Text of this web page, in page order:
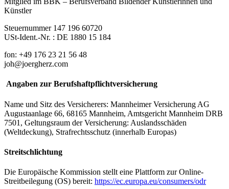
Künstler
Steuernummer 147 196 60720
USt-Ident.-Nr. : DE 1880 15 184
fon: +49 176 23 21 56 48
joh@joergherz.com
Angaben zur Berufshaftpflichtversicherung
Name und Sitz des Versicherers: Mannheimer Versicherung AG
Augustaanlage 66, 68165 Mannheim, Amtsgericht Mannheim DRB
7501, Geltungsraum der Versicherung: Auslandsschäden
(Weltdeckung), Strafrechtsschutz (innerhalb Europas)
Streitschlichtung
Die Europäische Kommission stellt eine Plattform zur Online-
Streitbeilegung (OS) bereit: https://ec.europa.eu/consumers/odr